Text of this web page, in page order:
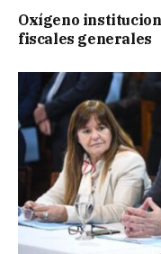
Oxígeno
fiscales generales